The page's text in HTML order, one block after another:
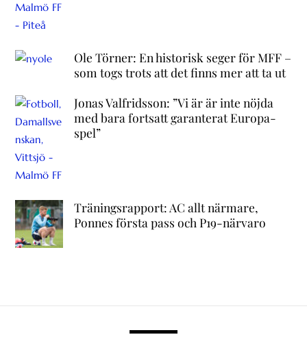
Ole Törner: En historisk seger för MFF –
som togs trots att det finns mer att ta ut
Jonas Valfridsson: ”Vi är är inte nöjda
med bara fortsatt garanterat Europa-
spel”
Träningsrapport: AC allt närmare,
Ponnes första pass och P19-närvaro